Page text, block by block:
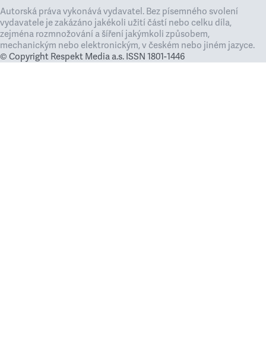
Autorská práva vykonává vydavatel. Bez písemného svolení
vydavatele je zakázáno jakékoli užití částí nebo celku díla,
zejména rozmnožování a šíření jakýmkoli způsobem,
mechanickým nebo elektronickým, v českém nebo jiném jazyce.
© Copyright Respekt Media a.s. ISSN 1801-1446